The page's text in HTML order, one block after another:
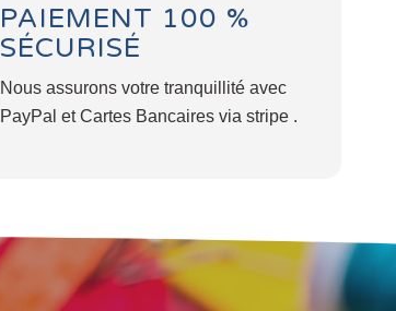
PAIEMENT 100 %
SÉCURISÉ
Nous assurons votre tranquillité avec
PayPal et Cartes Bancaires via stripe .